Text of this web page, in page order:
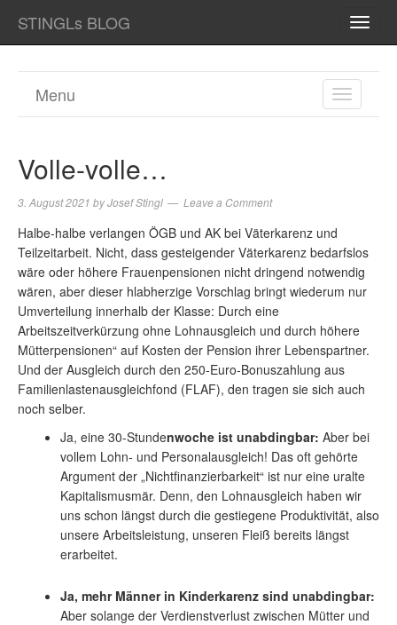
STINGLs BLOG
TOGGLE
Menu
Volle-volle…
3. August 2021 byJosef Stingl Leave a Comment
Halbe-halbe verlangen ÖGB und AK bei Väterkarenz und
Teilzeitarbeit. Nicht, dass gesteigender Väterkarenz bedarfslos
wäre oder höhere Frauenpensionen nicht dringend notwendig
wären, aber dieser hlabherzige Vorschlag bringt wiederum nur
Umverteilung innerhalb der Klasse: Durch eine
Arbeitszeitverkürzung ohne Lohnausgleich und durch höhere
Mütterpensionen“ auf Kosten der Pension ihrer Lebenspartner.
Und der Ausgleich durch den 250-Euro-Bonuszahlung aus
Familienlastenausgleichfond (FLAF), den tragen sie sich auch
noch selber.
Ja, eine 30-Stundenwoche ist unabdingbar: Aber bei
vollem Lohn- und Personalausgleich! Das oft gehörte
Argument der „Nichtfinanzierbarkeit“ ist nur eine uralte
Kapitalismusmär. Denn, den Lohnausgleich haben wir
uns schon längst durch die gestiegene Produktivität, also
unsere Arbeitsleistung, unseren Fleiß bereits längst
erarbeitet.
Ja, mehr Männer in Kinderkarenz sind unabdingbar:
Aber solange der Verdienstverlust zwischen Mütter und